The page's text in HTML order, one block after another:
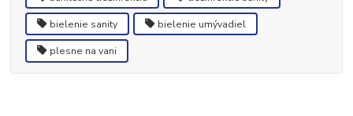
bielenie sanity bielenie umývadiel
plesne na vani